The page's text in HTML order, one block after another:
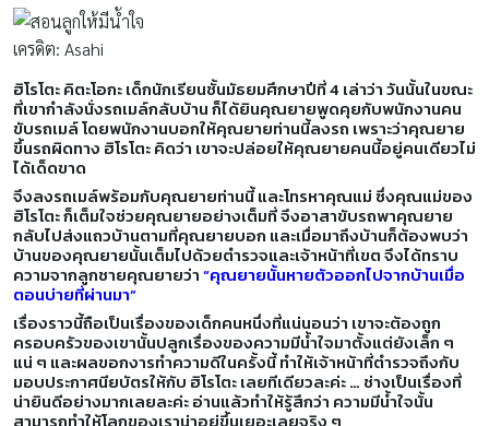
เครดิต: Asahi
ฮิโรโตะ คิตะโอกะ เด็กนักเรียนชั้นมัธยมศึกษาปีที่ 4 เล่าว่าวันนั้นในขณะ
ที่เขากำลังนั่งรถเมล์กลับบ้าน ก็ได้ยินคุณยายพูดคุยกับพนักงานคน
ขับรถเมล์ โดยพนักงานบอกให้คุณยายท่านนี้ลงรถ เพราะว่าคุณยาย
ขึ้นรถผิดทาง ฮิโรโตะ คิดว่า เขาจะปล่อยให้คุณยายคนนี้อยู่คนเดียวไม่
ได้เด็ดขาด
จึงลงรถเมล์พร้อมกับคุณยายท่านนี้ และโทรหาคุณแม่ ซึ่งคุณแม่ของ
ฮิโรโตะ ก็เต็มใจช่วยคุณยายอย่างเต็มที่ จึงอาสาขับรถพาคุณยาย
กลับไปส่งแถวบ้านตามที่คุณยายบอก และเมื่อมาถึงบ้านก็ต้องพบว่า
บ้านของคุณยายนั้นเต็มไปด้วยตำรวจและเจ้าหน้าที่เขต จึงได้ทราบ
ความจากลูกชายคุณยายว่า“คุณยายนั้นหายตัวออกไปจากบ้านเมื่อ
ตอนบ่ายที่ผ่านมา”
เรื่องราวนี้ถือเป็นเรื่องของเด็กคนหนึ่งที่แน่นอนว่า เขาจะต้องถูก
ครอบครัวของเขานั้นปลูกเรื่องของความมีน้ำใจมาตั้งแต่ยังเล็ก ๆ
แน่ ๆ และผลขอกงารทำความดีในครั้งนี้ ทำให้เจ้าหน้าที่ตำรวจถึงกับ
มอบประกาศนียบัตรให้กับ ฮิโรโตะ เลยทีเดียวละค่ะ … ช่างเป็นเรื่องที่
น่ายินดีอย่างมากเลยละค่ะ อ่านแล้วทำให้รู้สึกว่า ความมีน้ำใจนั้น